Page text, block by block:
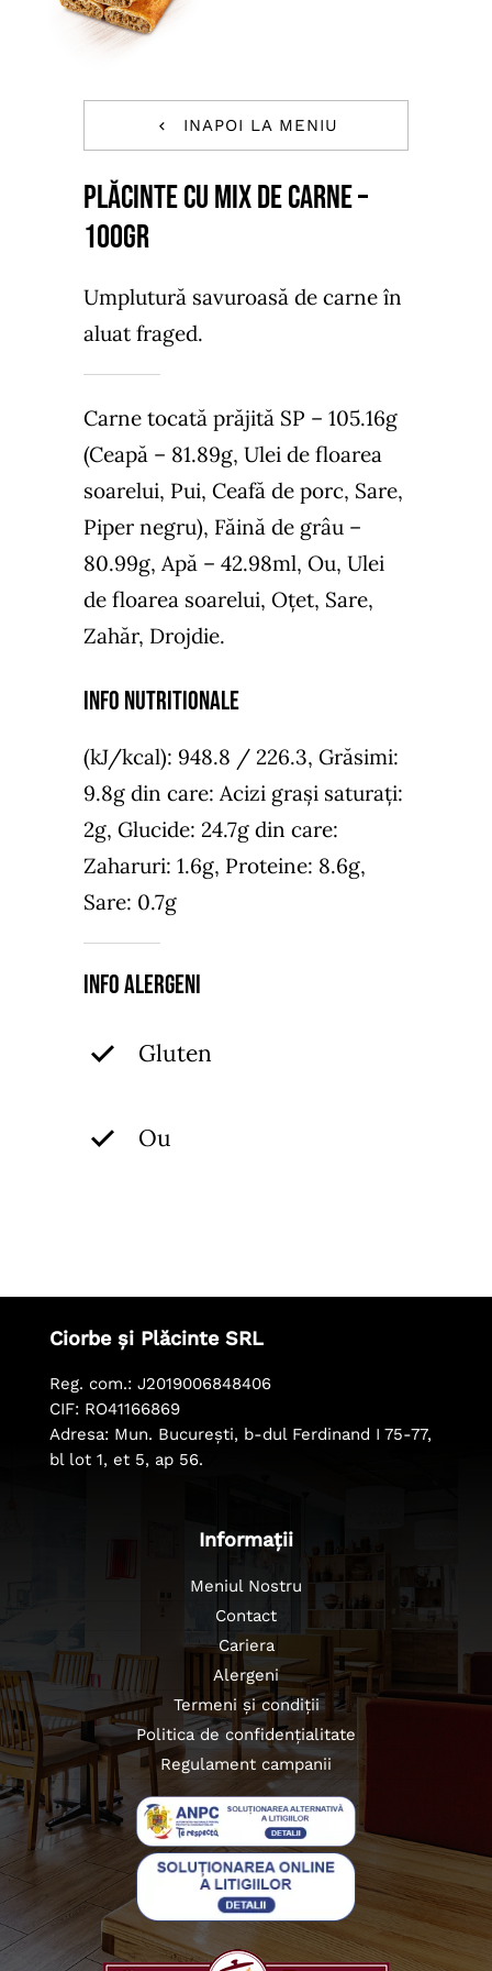
INAPOI LA MENIU
PLĂCINTE CU MIX DE CARNE –
100gr
Umplutură savuroasă de carne în
aluat fraged.
Carne tocată prăjită SP – 105.16g
(Ceapă – 81.89g, Ulei de floarea
soarelui, Pui, Ceafă de porc, Sare,
Piper negru), Făină de grâu –
80.99g, Apă – 42.98ml, Ou, Ulei
de floarea soarelui, Oțet, Sare,
Zahăr, Drojdie.
Info nutritionale
(kJ/kcal): 948.8 / 226.3, Grăsimi:
9.8g din care: Acizi grași saturați:
2g, Glucide: 24.7g din care:
Zaharuri: 1.6g, Proteine: 8.6g,
Sare: 0.7g
Info Alergeni
Gluten
Ou
Ciorbe și Plăcinte SRL
Reg. com.: J2019006848406
CIF: RO41166869
Adresa: Mun. București, b-dul Ferdinand I 75-77,
bl lot 1, et 5, ap 56.
Informații
Meniul Nostru
Contact
Cariera
Alergeni
Termeni și condiții
Politica de confidențialitate
Regulament campanii